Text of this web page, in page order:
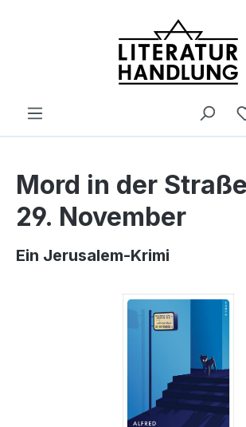
Mord in der
29. November
Ein Jerusalem-Krimi
Bildergalerie überspringen